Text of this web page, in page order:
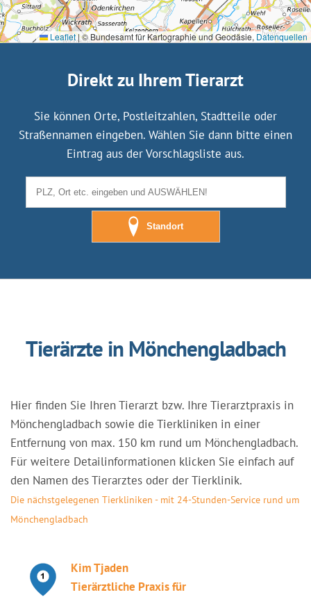
Leaflet|© Bundesamt für Kartographie und Geodäsie, Datenquellen
Direkt zu Ihrem Tierarzt
Sie können Orte, Postleitzahlen, Stadtteile oder
Straßennamen eingeben. Wählen Sie dann bitte einen
Eintrag aus der Vorschlagsliste aus.
Standort
Tierärzte in Mönchengladbach
Hier finden Sie Ihren Tierarzt bzw. Ihre Tierarztpraxis in
Mönchengladbach sowie die Tierkliniken in einer
Entfernung von max. 150 km rund um Mönchengladbach.
Für weitere Detailinformationen klicken Sie einfach auf
den Namen des Tierarztes oder der Tierklinik.
Die nächstgelegenen Tierkliniken - mit 24-Stunden-Service rund um
Mönchengladbach
Kim Tjaden
Tierärztliche Praxis für